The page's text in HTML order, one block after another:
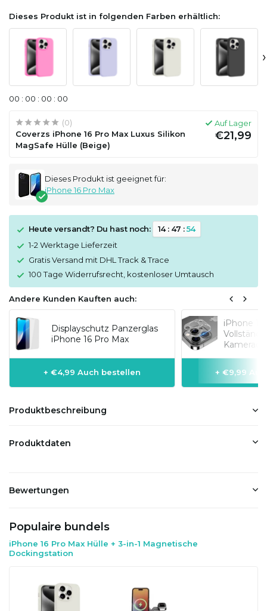
Dieses Produkt ist in folgenden Farben erhältlich:
›
00 : 00 : 00 : 00
(0)
Coverzs iPhone 16 Pro Max Luxus Silikon
MagSafe Hülle (Beige)
Auf Lager
€21,99
Dieses Produkt ist geeignet für:
iPhone 16 Pro Max
Heute versandt? Du hast noch: 14: 47 :53
1-2 Werktage Lieferzeit
Gratis Versand mit DHL Track & Trace
100 Tage Widerrufsrecht, kostenloser Umtausch
Andere Kunden Kauften auch:
Displayschutz Panzerglas
iPhone 16 Pro Max
+ €4,99 Auch bestellen
iPhone
+ €9,99
Produktbeschreibung
Produktdaten
Bewertungen
Populaire bundels
iPhone 16 Pro Max Hülle + 3-in-1 Magnetische
Dockingstation